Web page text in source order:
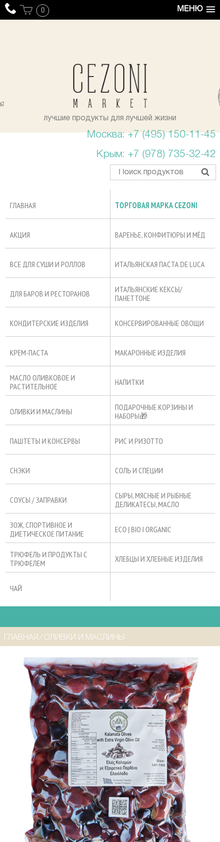
МЕНЮ
0
лучшие продукты для лучшей жизни
Москва: +7 (495) 150-11-45
Крым: +7 (978) 735-32-42
ГЛАВНАЯ ТОРГОВАЯ МАРКА CEZONI
АКЦИЯ ВАРЕНЬЕ, КОНФИТЮРЫ И МЁД
ВСЕ ДЛЯ СУШИ И РОЛЛОВ ИТАЛЬЯНСКАЯ ПАСТА DE LUCA
ДЛЯ БАРОВ И РЕСТОРАНОВ
ИТАЛЬЯНСКИЕ КЕКСЫ/
ПАНЕТТОНЕ
КОНДИТЕРСКИЕ ИЗДЕЛИЯ КОНСЕРВИРОВАННЫЕ ОВОЩИ
КРЕМ-ПАСТА МАКАРОННЫЕ ИЗДЕЛИЯ
МАСЛО ОЛИВКОВОЕ И
РАСТИТЕЛЬНОЕ
НАПИТКИ
ОЛИВКИ И МАСЛИНЫ
ПОДАРОЧНЫЕ КОРЗИНЫ И
НАБОРЫ🎁
ПАШТЕТЫ И КОНСЕРВЫ РИС И РИЗОТТО
СНЭКИ СОЛЬ И СПЕЦИИ
СОУСЫ / ЗАПРАВКИ
СЫРЫ, МЯСНЫЕ И РЫБНЫЕ
ДЕЛИКАТЕСЫ, МАСЛО
ЗОЖ, СПОРТИВНОЕ И
ДИЕТИЧЕСКОЕ ПИТАНИЕ
ECO | BIO I ORGANIC
ТРЮФЕЛЬ И ПРОДУКТЫ С
ТРЮФЕЛЕМ
ХЛЕБЦЫ И ХЛЕБНЫЕ ИЗДЕЛИЯ
ЧАЙ
ГЛАВНАЯ ⁄ ОЛИВКИ И МАСЛИНЫ